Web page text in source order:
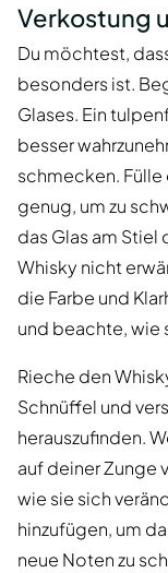
Verkostung
Du möchtest,
besonders ist.
Glases. Ein
besser
schmecken.
genug, um zu
das Glas am Stiel
Whisky nicht
die Farbe und
und beachte, wie
Rieche den
Schnüffel und
herauszufinden.
auf deiner Zunge
wie sie sich
hinzufügen, um
neue Noten zu